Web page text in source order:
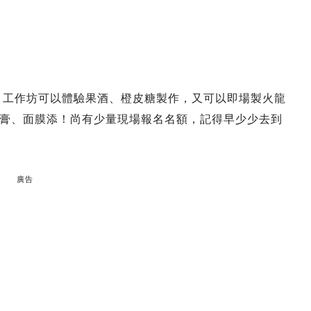
作坊可以體驗果酒、橙皮糖製作，又可以即場製火龍
、面膜添！尚有少量現場報名名額，記得早少少去到
廣告